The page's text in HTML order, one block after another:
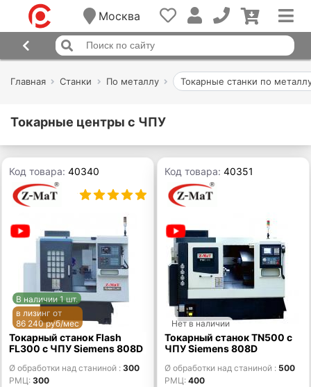
Москва
Главная Станки По металлу Токарные станки по
Токарные центры с ЧПУ
Код товара:40340
В наличии 1 шт.
в лизинг от
86 240 руб/мес
Токарный станок Flash
FL300 с ЧПУ Siemens 808D
Ø обработки над станиной
300
РМЦ 300
Код товара:40351
Нет в наличии
Токарный станок TN500 с
ЧПУ Siemens 808D
Ø обработки над станиной
500
РМЦ 400